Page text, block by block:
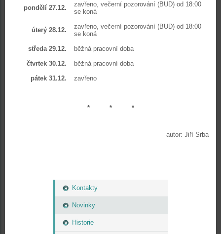
Kontakty
Novinky
Historie
pondělí 27.12.
zavřeno, večerní pozorování (BUD) od 18:00
se koná
úterý 28.12.
zavřeno, večerní pozorování (BUD) od 18:00
se koná
středa 29.12.
běžná pracovní doba
čtvrtek 30.12.
běžná pracovní doba
pátek 31.12.
zavřeno
* * *
autor: Jiří Srba